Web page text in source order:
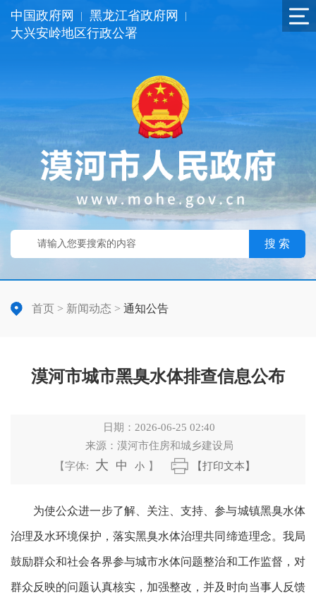
中国政府网 黑龙江省政府网
大兴安岭地区行政公署
搜 索
首页 > 新闻动态 > 通知公告
漠河市城市黑臭水体排查信息公布
日期： 2026-06-25 02:40
来源： 漠河市住房和城乡建设局
【字体:
大 中 小 】 【打印文本】
为使公众进一步了解、关注、支持、参与城镇黑臭水体
治理及水环境保护，落实黑臭水体治理共同缔造理念。我局
鼓励群众和社会各界参与城市水体问题整治和工作监督，对
群众反映的问题认真核实，加强整改，并及时向当事人反馈